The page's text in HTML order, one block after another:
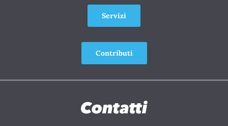
Servizi
Contributi
Contatti